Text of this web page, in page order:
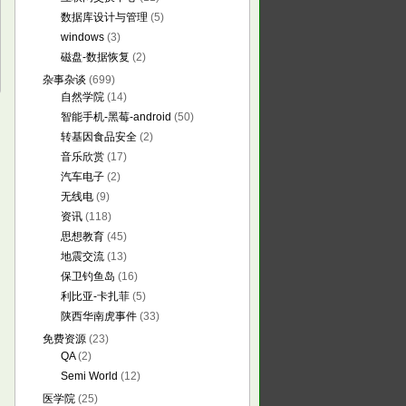
数据库设计与管理 (5)
windows (3)
磁盘-数据恢复 (2)
杂事杂谈 (699)
自然学院 (14)
智能手机-黑莓-android (50)
转基因食品安全 (2)
音乐欣赏 (17)
汽车电子 (2)
无线电 (9)
资讯 (118)
思想教育 (45)
地震交流 (13)
保卫钓鱼岛 (16)
利比亚-卡扎菲 (5)
陕西华南虎事件 (33)
免费资源 (23)
QA(2)
Semi World (12)
医学院 (25)